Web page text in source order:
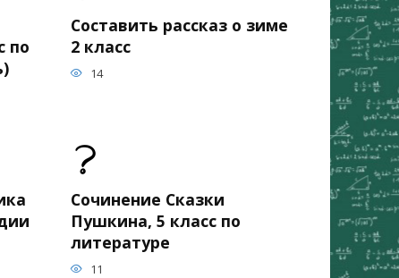
по
Составить рассказ о зиме
2 класс
14
Сочинение Сказки
Пушкина, 5 класс по
литературе
11